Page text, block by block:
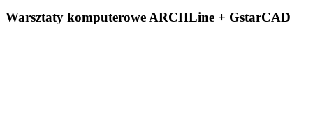
Warsztaty komputerowe ARCHLine + GstarCAD